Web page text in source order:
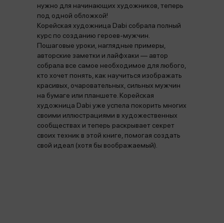
нужно для начинающих художников, теперь
под одной обложкой!
Корейская художница Dabi собрала полный
курс по созданию героев-мужчин.
Пошаговые уроки, наглядные примеры,
авторские заметки и лайфхаки — автор
собрала все самое необходимое для любого,
кто хочет понять, как научиться изображать
красивых, очаровательных, сильных мужчин
на бумаге или планшете. Корейская
художница Dabi уже успела покорить многих
своими иллюстрациями в художественных
сообществах и теперь раскрывает секрет
своих техник в этой книге, помогая создать
свой идеал (хотя бы воображаемый).